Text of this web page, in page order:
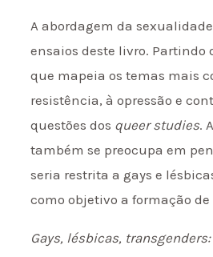
A abordagem da
ensaios deste livro. Partindo
que mapeia os temas mais
resistência, à opressão e
questões dos queer studies.
também se preocupa em
seria restrita a gays e
como objetivo a formação
Gays, lésbicas,